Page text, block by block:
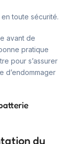
toute sécurité.
avant de
pratique
pour s’assurer
d’endommager
du